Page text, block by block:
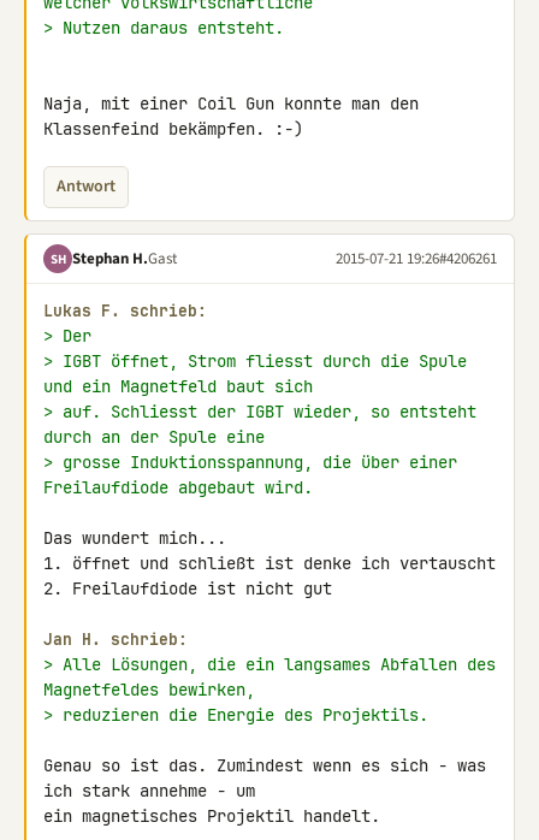
> Nutzen daraus entsteht.
Naja, mit einer Coil Gun konnte man den
Klassenfeind bekämpfen. :-)
Antwort
SH Stephan H.Gast 2015-07-21 19:26#4206261
Lukas F. schrieb:
> Der
> IGBT öffnet, Strom fliesst durch die Spule
und ein Magnetfeld baut sich
> auf. Schliesst der IGBT wieder, so entsteht
durch an der Spule eine
> grosse Induktionsspannung, die über einer
Freilaufdiode abgebaut wird.
Das wundert mich...
1. öffnet und schließt ist denke ich vertauscht
2. Freilaufdiode ist nicht gut
Jan H. schrieb:
> Alle Lösungen, die ein langsames Abfallen des
Magnetfeldes bewirken,
> reduzieren die Energie des Projektils.
Genau so ist das. Zumindest wenn es sich - was
ich stark annehme - um
ein magnetisches Projektil handelt.